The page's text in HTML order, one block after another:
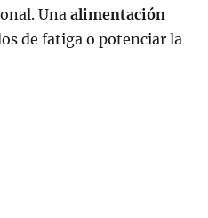
Una alimentación
de fatiga o potenciar la